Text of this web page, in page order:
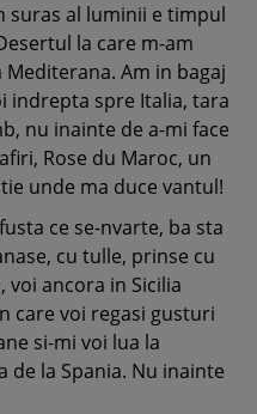
suras al luminii e timpul
la care m-am
Am in bagaj
indrepta spre Italia, tara
nu inainte de a-mi face
Rose du Maroc, un
unde ma duce vantul!
ce se-nvarte, ba sta
cu tulle, prinse cu
ancora in Sicilia
care voi regasi gusturi
si-mi voi lua la
la Spania. Nu inainte